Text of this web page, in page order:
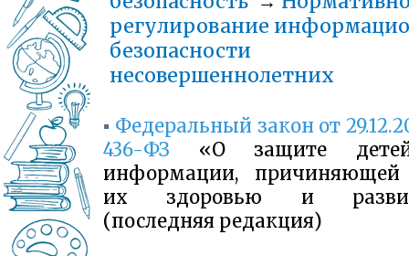
регулирование
безопасности
несовершеннолетних
▪ Федеральный закон от
436-ФЗ «О защите
информации, причиняющей
их здоровью и
(последняя редакция)